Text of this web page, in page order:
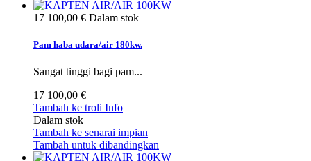
17 100,00 € Dalam stok
Pam haba udara/air 180kw.
Sangat tinggi bagi pam...
17 100,00 €
Tambah ke troli Info
Dalam stok
Tambah ke senarai impian
Tambah untuk dibandingkan